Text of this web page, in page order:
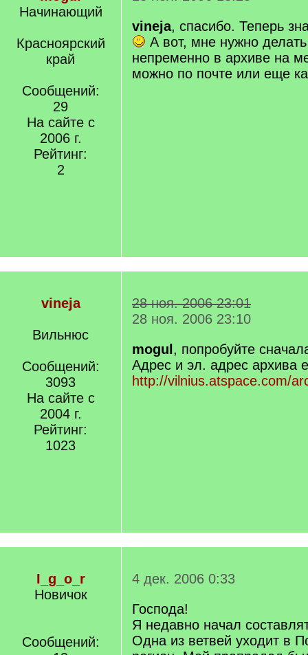
Начинающий
Красноярский
край
Сообщений:
29
На сайте с
2006 г.
Рейтинг:
2
vineja, спасибо. Теперь
А вот, мне нужно
непременно в архиве на
можно по почте или еще
vineja
Вильнюс
Сообщений:
3093
На сайте с
2004 г.
Рейтинг:
1023
28 ноя. 2006 23:01
28 ноя. 2006 23:10
mogul , попробуйте
Адрес и эл. адрес архива
http://vilnius.atspace.com/
I_g_o_r
Новичок
Сообщений:
4 дек. 2006 0:33
Господа!
Я недавно начал
Одна из ветвей уходит в